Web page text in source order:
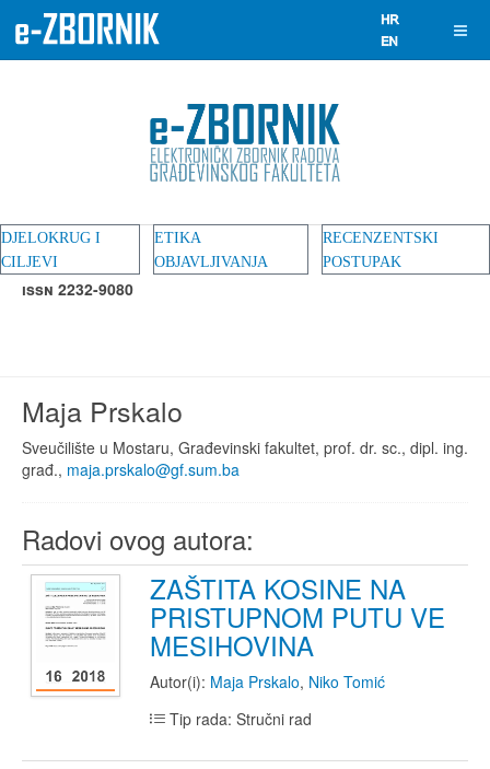
DJELOKRUG I
CILJEVI
ETIKA
OBJAVLJIVANJA
RECENZENTSKI
POSTUPAK
ISSN 2232-9080
Maja Prskalo
Sveučilište u Mostaru, Građevinski fakultet, prof. dr. sc., dipl. ing.
građ., maja.prskalo@gf.sum.ba
Radovi ovog autora:
ZAŠTITA KOSINE NA
PRISTUPNOM PUTU VE
MESIHOVINA
Autor(i): Maja Prskalo, Niko Tomić
Tip rada: Stručni rad